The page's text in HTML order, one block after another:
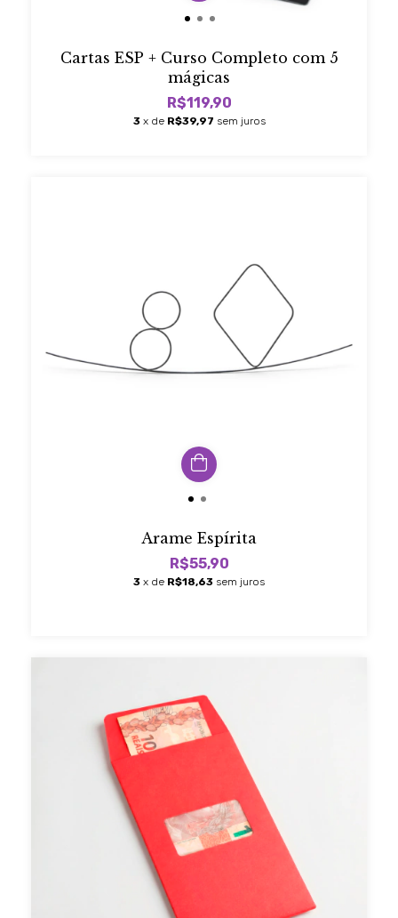
Cartas ESP + Curso Completo com 5
mágicas
R$119,90
3 x de R$39,97 sem juros
Arame Espírita
R$55,90
3 x de R$18,63 sem juros